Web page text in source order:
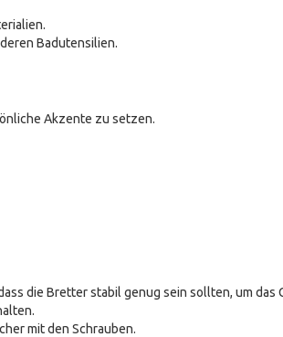
Badutensilien.
Akzente zu setzen.
die Bretter stabil genug sein sollten, um
mit den Schrauben.